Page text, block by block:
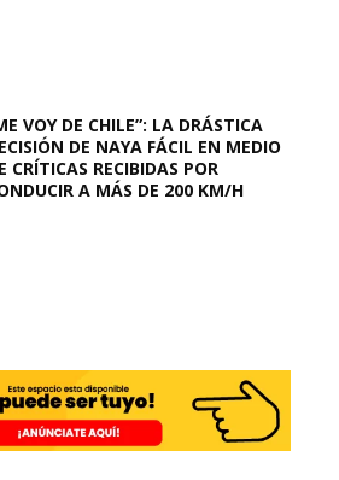
VOY DE CHILE”: LA DRÁSTICA
DE NAYA FÁCIL EN MEDIO
CRÍTICAS RECIBIDAS POR
A MÁS DE 200 KM/H